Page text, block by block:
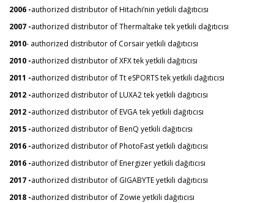
2006 -authorized distributor of Hitachi’nin yetkili dağıtıcısı
2007 -authorized distributor of Thermaltake tek yetkili dağıtıcısı
2010- authorized distributor of Corsair yetkili dağıtıcısı
2010 -authorized distributor of XFX tek yetkili dağıtıcısı
2011 -authorized distributor of Tt eSPORTS tek yetkili dağıtıcısı
2012 -authorized distributor of LUXA2 tek yetkili dağıtıcısı
2012 -authorized distributor of EVGA tek yetkili dağıtıcısı
2015 -authorized distributor of BenQ yetkili dağıtıcısı
2016 -authorized distributor of PhotoFast yetkili dağıtıcısı
2016 -authorized distributor of Energizer yetkili dağıtıcısı
2017 -authorized distributor of GIGABYTE yetkili dağıtıcısı
2018 -authorized distributor of Zowie yetkili dağıtıcısı